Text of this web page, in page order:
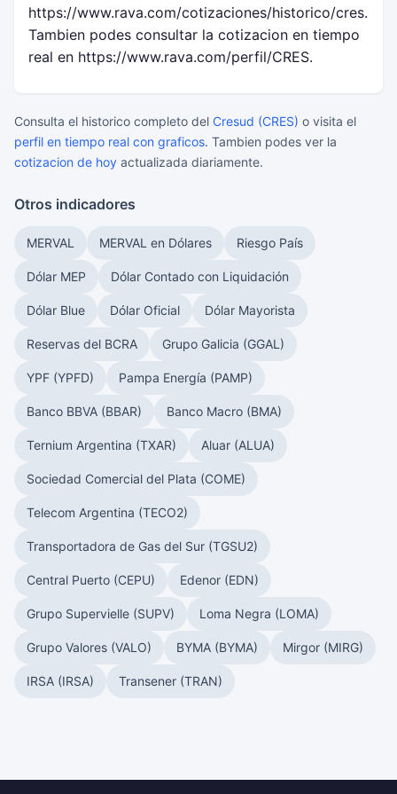
https://www.rava.com/cotizaciones/historico/cres.
Tambien podes consultar la cotizacion en tiempo
real en https://www.rava.com/perfil/CRES.
Consulta el historico completo del Cresud (CRES) o visita el
perfil en tiempo real con graficos. Tambien podes ver la
cotizacion de hoy actualizada diariamente.
Otros indicadores
MERVAL MERVAL en Dólares Riesgo País
Dólar MEP Dólar Contado con Liquidación
Dólar Blue Dólar Oficial Dólar Mayorista
Reservas del BCRA Grupo Galicia (GGAL)
YPF (YPFD) Pampa Energía (PAMP)
Banco BBVA (BBAR) Banco Macro (BMA)
Ternium Argentina (TXAR) Aluar (ALUA)
Sociedad Comercial del Plata (COME)
Telecom Argentina (TECO2)
Transportadora de Gas del Sur (TGSU2)
Central Puerto (CEPU) Edenor (EDN)
Grupo Supervielle (SUPV) Loma Negra (LOMA)
Grupo Valores (VALO) BYMA (BYMA) Mirgor (MIRG)
IRSA (IRSA) Transener (TRAN)